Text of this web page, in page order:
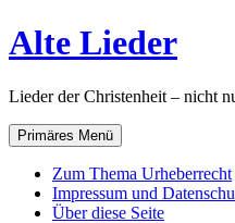
Zum
Inhalt
Alte Lieder
Lieder der Christenheit – nicht
Primäres Menü
Zum Thema Urheberrecht
Impressum und
Über diese Seite